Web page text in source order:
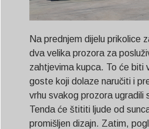
Na prednjem dijelu prikolice
dva velika prozora za
zahtjevima kupca. To će biti
goste koji dolaze naručiti i
vrhu svakog prozora ugradili
Tenda će štititi ljude od
promišljen dizajn. Zatim,